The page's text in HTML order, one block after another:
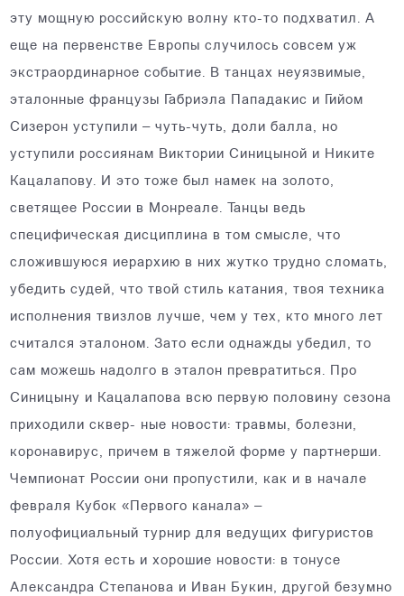
эту мощную российскую волну кто-то подхватил. А
еще на первенстве Европы случилось совсем уж
экстраординарное событие. В танцах неуязвимые,
эталонные французы Габриэла Пападакис и Гийом
Сизерон уступили – чуть-чуть, доли балла, но
уступили россиянам Виктории Синицыной и Никите
Кацалапову. И это тоже был намек на золото,
светящее России в Монреале. Танцы ведь
специфическая дисциплина в том смысле, что
сложившуюся иерархию в них жутко трудно сломать,
убедить судей, что твой стиль катания, твоя техника
исполнения твизлов лучше, чем у тех, кто много лет
считался эталоном. Зато если однажды убедил, то
сам можешь надолго в эталон превратиться. Про
Синицыну и Кацалапова всю первую половину сезона
приходили сквер- ные новости: травмы, болезни,
коронавирус, причем в тяжелой форме у партнерши.
Чемпионат России они пропустили, как и в начале
февраля Кубок «Первого канала» –
полуофициальный турнир для ведущих фигуристов
России. Хотя есть и хорошие новости: в тонусе
Александра Степанова и Иван Букин, другой безумно